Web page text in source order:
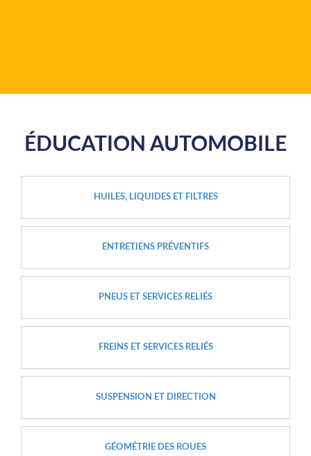
ÉDUCATION AUTOMOBILE
HUILES, LIQUIDES ET FILTRES
ENTRETIENS PRÉVENTIFS
PNEUS ET SERVICES RELIÉS
FREINS ET SERVICES RELIÉS
SUSPENSION ET DIRECTION
GÉOMÉTRIE DES ROUES